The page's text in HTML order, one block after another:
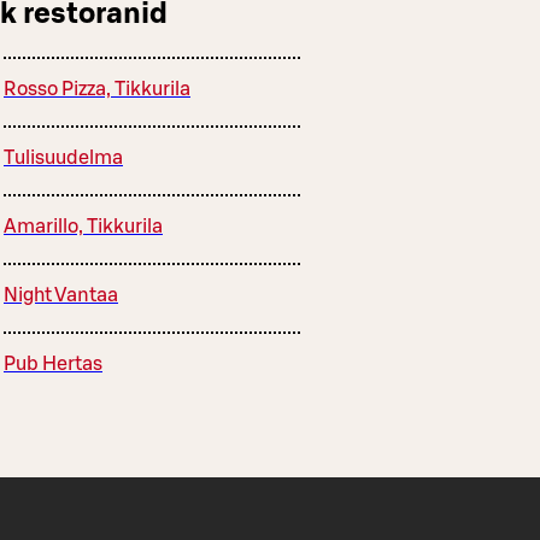
restoranid
Rosso Pizza, Tikkurila
Tulisuudelma
Amarillo, Tikkurila
Night Vantaa
Pub Hertas